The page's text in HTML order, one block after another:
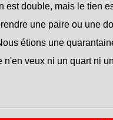
est double, mais le tien
une paire ou une
étions une
n'en veux ni un quart ni